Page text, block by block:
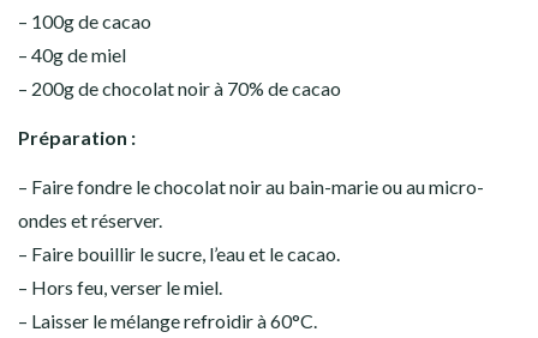
– 100g de cacao
– 40g de miel
– 200g de chocolat noir à 70% de cacao
Préparation :
– Faire fondre le chocolat noir au bain-marie ou au micro-
ondes et réserver.
– Faire bouillir le sucre, l’eau et le cacao.
– Hors feu, verser le miel.
– Laisser le mélange refroidir à 60°C.